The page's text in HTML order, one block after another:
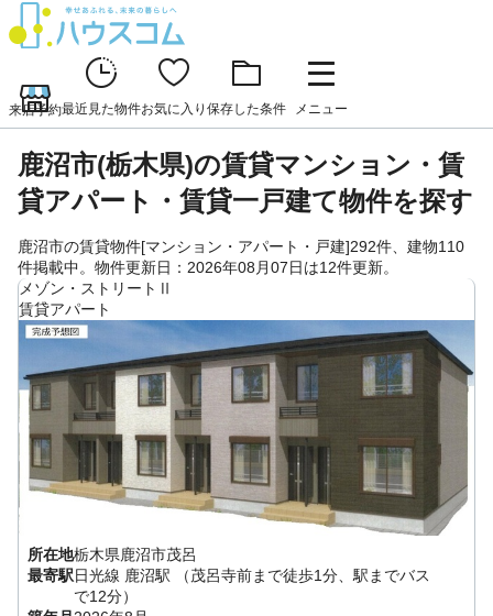
来店予約最近見た物件お気に入り 保存した条件 メニュー
鹿沼市(栃木県)の賃貸マンション・賃
貸アパート・賃貸一戸建て物件を探す
鹿沼市の賃貸物件[マンション・アパート・戸建]292件、建物110
件掲載中。物件更新日：2026年08月07日は12件更新。
メゾン・ストリートⅡ
賃貸アパート
所在地栃木県鹿沼市茂呂
最寄駅日光線 鹿沼駅
（茂呂寺前まで徒歩1分、駅までバス
で12分）